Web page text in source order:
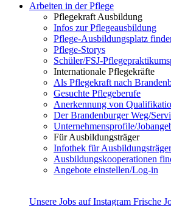
Arbeiten in der Pflege
Pflegekraft Ausbildung
Infos zur Pflegeausbildung
Pflege-Ausbildungsplatz
Pflege-Storys
Schüler/FSJ-
Internationale Pflegekräfte
Als Pflegekraft nach
Gesuchte Pflegeberufe
Anerkennung von
Der Brandenburger Weg/
Unternehmensprofile/
Für Ausbildungsträger
Infothek für Ausbildungsträger
Ausbildungskooperationen
Angebote einstellen/Log-in
Unsere Jobs auf Instagram Frische